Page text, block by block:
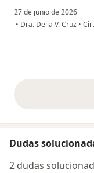
27 de junio de 2026
• Dra. Delia V. Cruz •
Dudas
2 dudas